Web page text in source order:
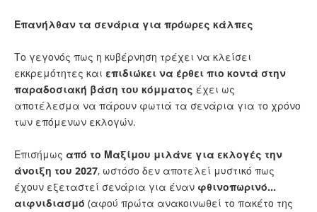
Επανήλθαν τα σενάρια για πρόωρες κάλπες
Το γεγονός πως η κυβέρνηση τρέχει να κλείσει
εκκρεμότητες και επιδιώκει να έρθει πιο κοντά στην
παραδοσιακή βάση του κόμματος έχει ως
αποτέλεσμα να πάρουν φωτιά τα σενάρια για το χρόνο
των επόμενων εκλογών.
Επισήμως από το Μαξίμου μιλάνε για εκλογές την
άνοιξη του 2027, ωστόσο δεν αποτελεί μυστικό πως
έχουν εξεταστεί σενάρια για έναν φθινοπωρινό...
αιφνιδιασμό (αφού πρώτα ανακοινωθεί το πακέτο της